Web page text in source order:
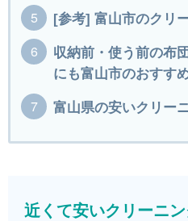
[参考] 富山市のクリ
収納前・使う前の布
にも富山市のおすす
富山県の安いクリー
近くて安いクリーニ